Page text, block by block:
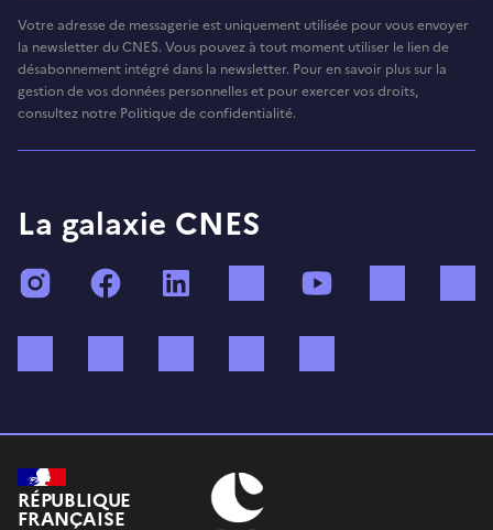
Votre adresse de messagerie est uniquement utilisée pour vous envoyer
la newsletter du CNES. Vous pouvez à tout moment utiliser le lien de
désabonnement intégré dans la newsletter. Pour en savoir plus sur la
gestion de vos données personnelles et pour exercer vos droits,
consultez notre Politique de confidentialité.
La galaxie CNES
InstagramFacebook TikTok
RÉPUBLIQUE
FRANÇAISE